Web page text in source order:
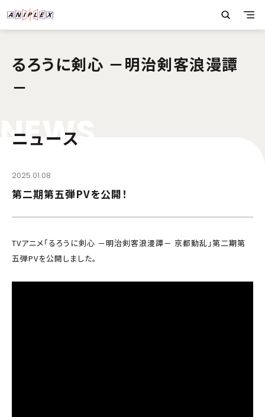
るろうに剣心 －明治剣客浪漫譚
－
NEWS
ニュース
2025.01.08
第二期第五弾PVを公開！
TVアニメ「るろうに剣心 －明治剣客浪漫譚－ 京都動乱」第二期第
五弾PVを公開しました。